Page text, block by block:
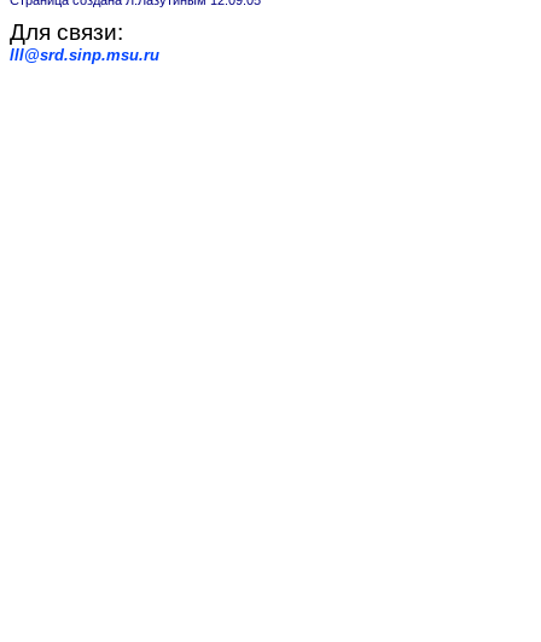
Для связи:
lll@srd.sinp.msu.ru